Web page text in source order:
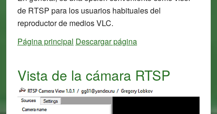
de RTSP para los usuarios habituales del
reproductor de medios VLC.
Página principal Descargar página
Vista de la cámara RTSP